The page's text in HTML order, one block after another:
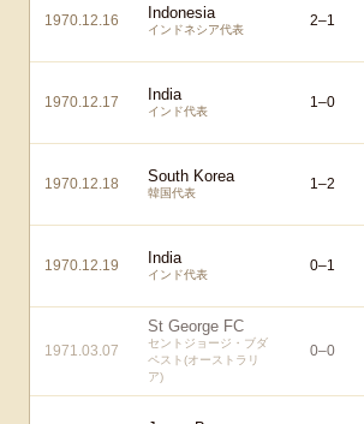
1970.12.16 Indonesia
インドネシア代表
2–1
1970.12.17 India
インド代表
1–0
1970.12.18 South Korea
韓国代表
1–2
1970.12.19 India
インド代表
0–1
1971.03.07
St George FC
セントジョージ・ブダ
ペスト(オーストラリ
ア)
0–0